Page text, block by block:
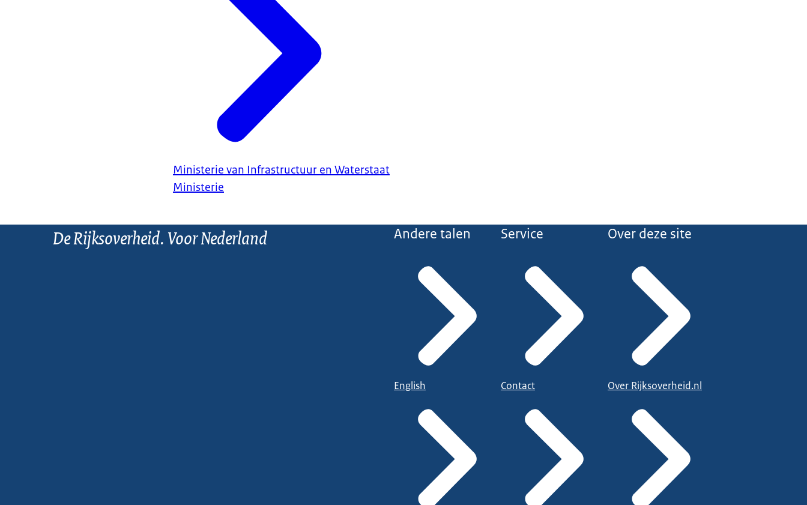
Ministerie van Infrastructuur en Waterstaat
Ministerie
De Rijksoverheid. Voor Nederland Andere talen
English
Service
Contact
Over deze site
Over Rijksoverheid.nl